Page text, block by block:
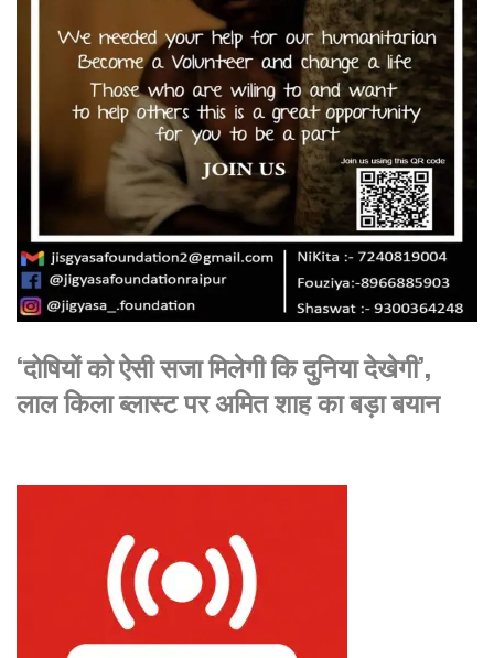
‘दोषियों को ऐसी सजा मिलेगी कि दुनिया देखेगी’,
लाल किला ब्लास्ट पर अमित शाह का बड़ा बयान